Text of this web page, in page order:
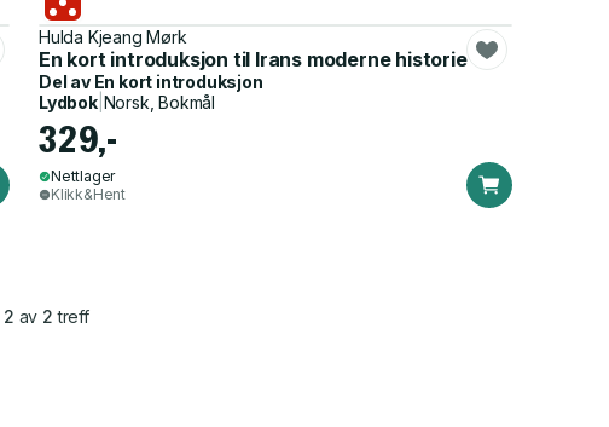
Hulda Kjeang Mørk
En kort introduksjon til Irans moderne historie
Del av En kort introduksjon
Lydbok| Norsk, Bokmål
329,-
Nettlager
Klikk&Hent
2 av 2 treff